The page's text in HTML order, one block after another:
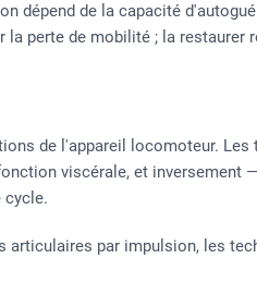
dépend de la capacité
perte de mobilité ; la restaurer
de l'appareil locomoteur.
viscérale, et inversement
cycle.
articulaires par impulsion, les